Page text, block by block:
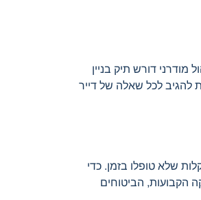
דורש תיק בניין
להגיב לכל שאלה של דייר
שלא טופלו בזמן. כדי
הקבועות, הביטוחים